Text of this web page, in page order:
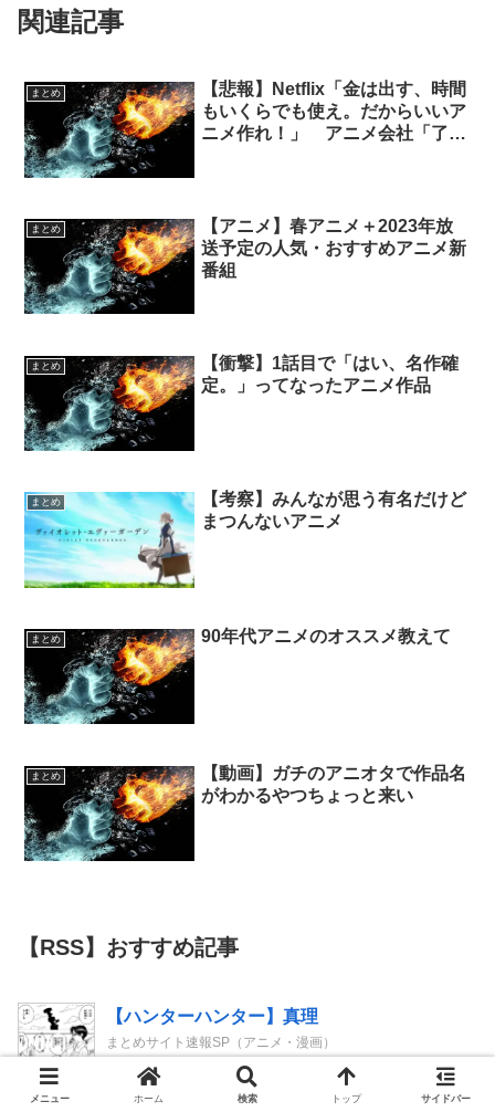
関連記事
まとめ
【悲報】Netflix「金は出す、時間
もいくらでも使え。だからいいア
ニメ作れ！」 アニメ会社「了
まとめ
【アニメ】春アニメ＋2023年放
送予定の人気・おすすめアニメ新
番組
まとめ
【衝撃】1話目で「はい、名作確
定。」ってなったアニメ作品
まとめ
【考察】みんなが思う有名だけど
まつんないアニメ
まとめ 90年代アニメのオススメ教えて
まとめ
【動画】ガチのアニオタで作品名
がわかるやつちょっと来い
【RSS】おすすめ記事
【ハンターハンター】真理
まとめサイト速報SP（アニメ・漫画）
映画『8番出口』が金曜ロードショーにて放送
メニュー ホーム 検索 トップ サイドバー